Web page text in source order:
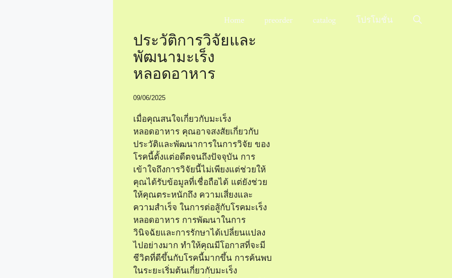
Home preorder catalog โปรโมชั่น
ประวัติการวิจัยและ
พัฒนามะเร็ง
หลอดอาหาร
09/06/2025
เมื่อคุณสนใจเกี่ยวกับมะเร็ง
หลอดอาหาร คุณอาจสงสัยเกี่ยวกับ
ประวัติและพัฒนาการในการวิจัย ของ
โรคนี้ตั้งแต่อดีตจนถึงปัจจุบัน การ
เข้าใจถึงการวิจัยนี้ไม่เพียงแต่ช่วยให้
คุณได้รับข้อมูลที่เชื่อถือได้ แต่ยังช่วย
ให้คุณตระหนักถึง ความเสี่ยงและ
ความสำเร็จ ในการต่อสู้กับโรคมะเร็ง
หลอดอาหาร การพัฒนาในการ
วินิจฉัยและการรักษาได้เปลี่ยนแปลง
ไปอย่างมาก ทำให้คุณมีโอกาสที่จะมี
ชีวิตที่ดีขึ้นกับโรคนี้มากขึ้น การค้นพบ
ในระยะเริ่มต้นเกี่ยวกับมะเร็ง